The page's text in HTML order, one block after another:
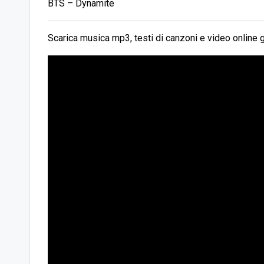
BTS – Dynamite
Scarica musica mp3, testi di canzoni e video online